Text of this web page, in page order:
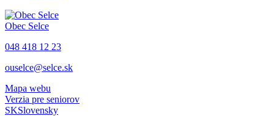
Obec Selce
048 418 12 23
ouselce@selce.sk
Mapa webu
Verzia pre seniorov
SKSlovensky